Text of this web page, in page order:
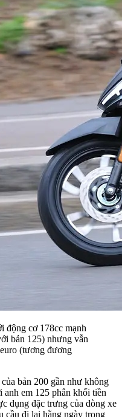
động cơ 178cc mạnh
bản 125) nhưng vẫn
(tương đương
bản 200 gần như không
em 125 phân khối tiền
dụng đặc trưng của dòng xe
cầu đi lại hằng ngày trong